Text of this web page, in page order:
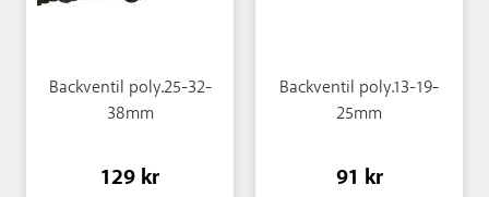
Backventil poly.25-32-
38mm
129 kr
Backventil poly.13-19-
25mm
91 kr